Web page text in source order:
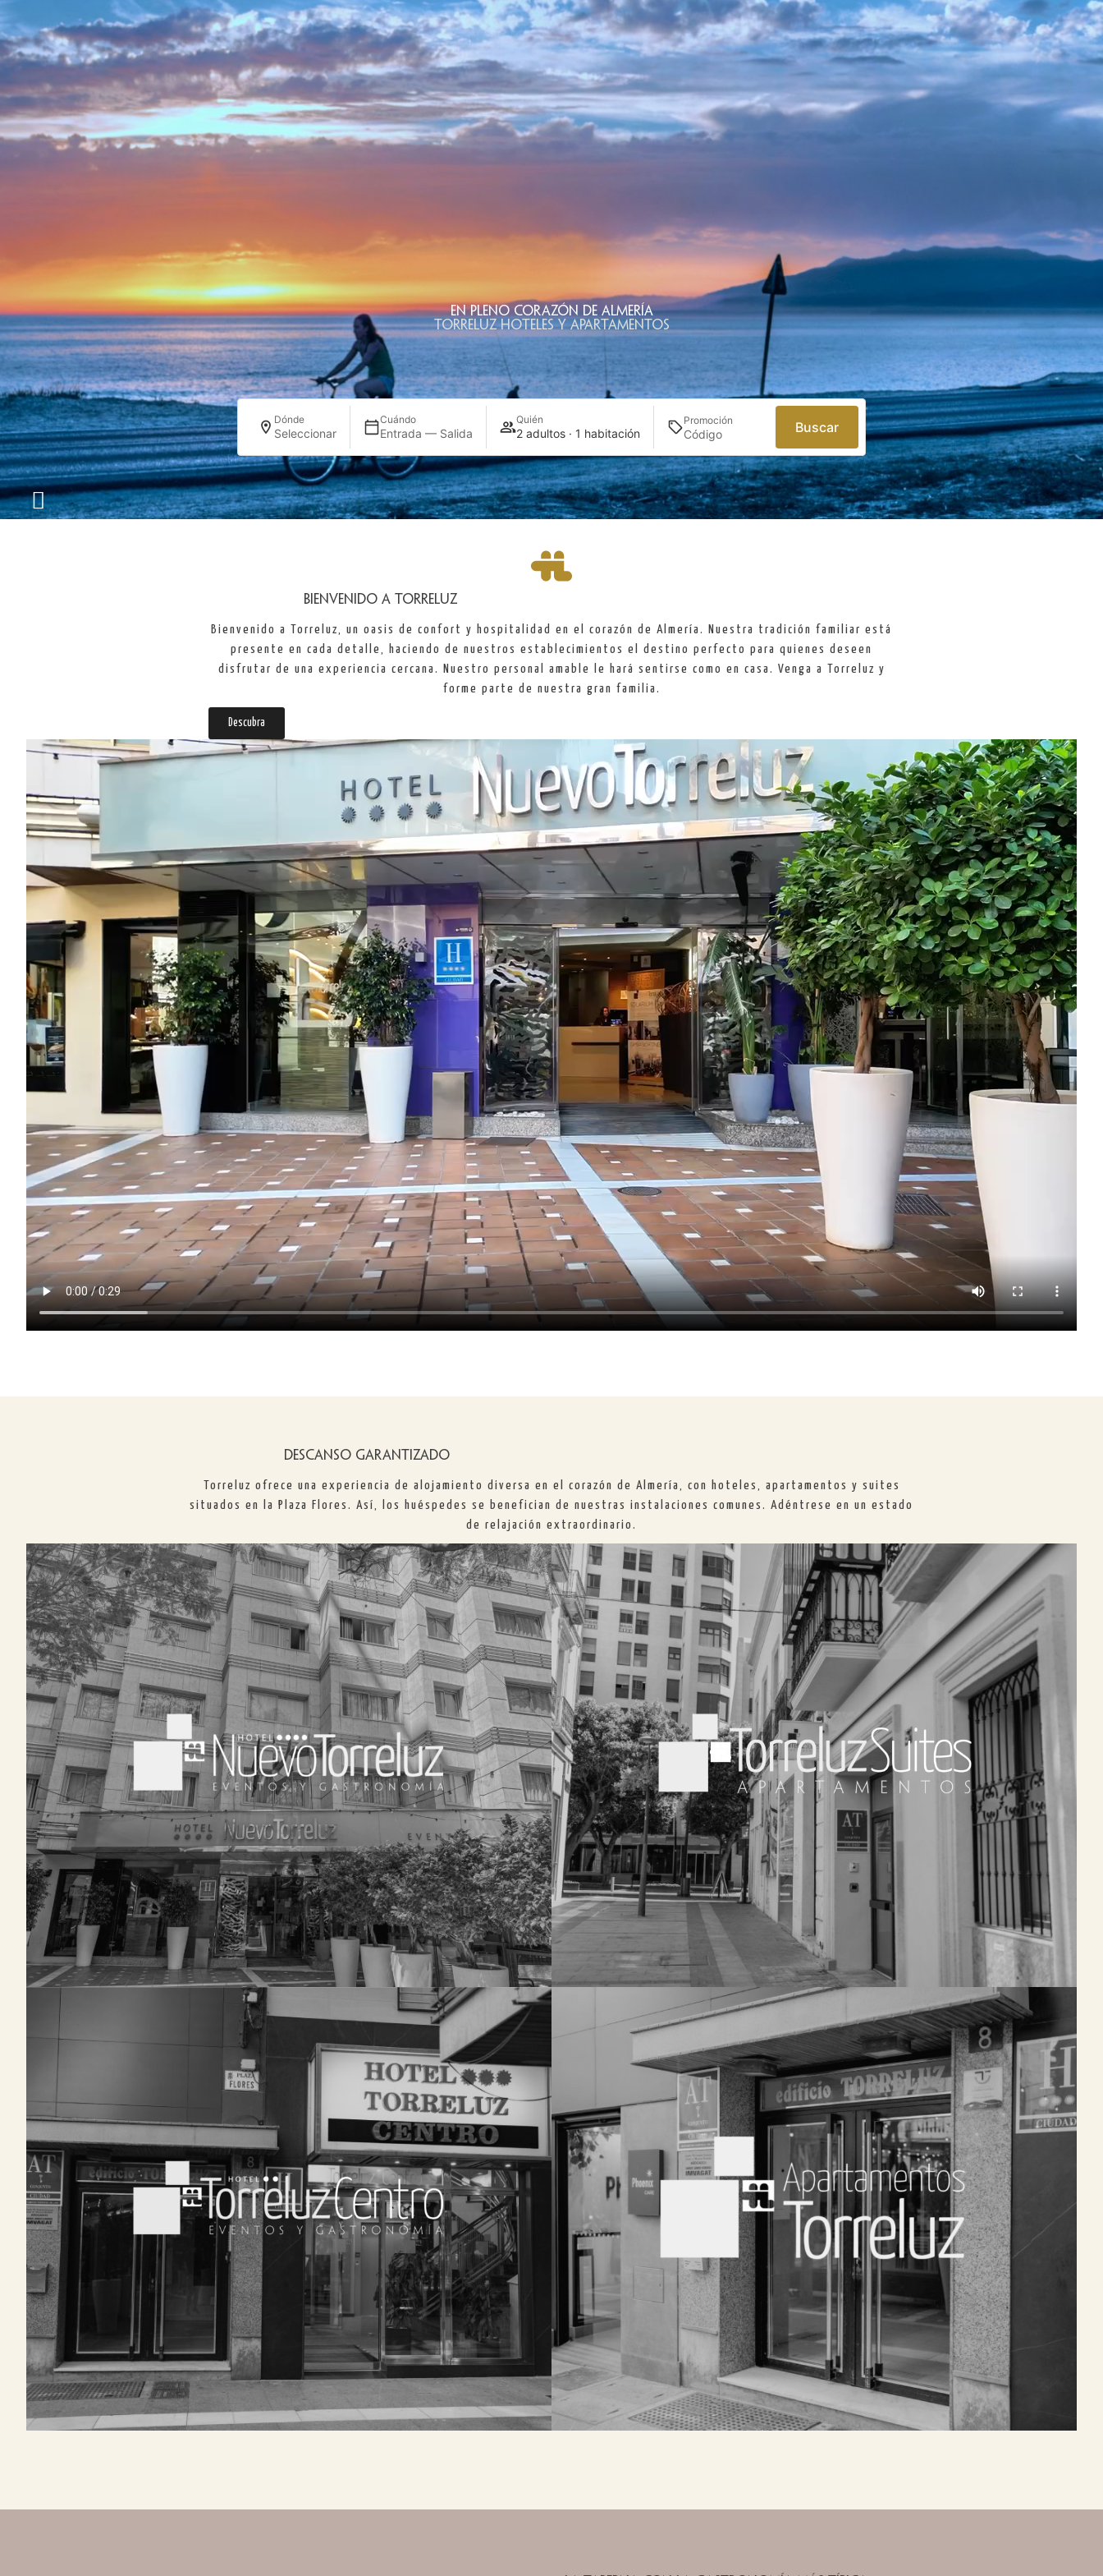
En pleno corazón de Almería
TORRELUZ HOTELES Y APARTAMENTOS
Dónde
Seleccionar
Cuándo
Entrada — Salida
Quién
2 adultos · 1 habitación
Promoción Buscar
BIENVENIDO A TORRELUZ
Bienvenido a Torreluz, un oasis de confort y hospitalidad en el corazón de Almería. Nuestra tradición familiar está
presente en cada detalle, haciendo de nuestros establecimientos el destino perfecto para quienes deseen
disfrutar de una experiencia cercana. Nuestro personal amable le hará sentirse como en casa. Venga a Torreluz y
forme parte de nuestra gran familia.
Descubra
DESCANSO GARANTIZADO
Torreluz ofrece una experiencia de alojamiento diversa en el corazón de Almería, con hoteles, apartamentos y suites
situados en la Plaza Flores. Así, los huéspedes se benefician de nuestras instalaciones comunes. Adéntrese en un estado
de relajación extraordinario.
HOTEL NUEVO TORRELUZ
En Hotel Nuevo Torreluz encontrará instalaciones modernas y
recientemente reformadas, perfectas para descansar tras
un día de turismo o negocios. Disponemos de amplios
salones, gimnasio y solarium-spa.
VER HOTEL
TORRELUZ SUITES
Ubicado en un edificio del s.XIX totalmente reformado,
Torreluz Suites dispone de 14 apartamentos con detalles
únicos que harán de su estancia un recuerdo imborrable. Con
piscina y solarium. Además, podrá disfrutar,en la cercana
Plaza Flores,de los servicios del hotel Nuevo Torreluz, como
el centro ciclista, desayuno buffet,TABERNA ANDALUZA o
salones de eventos.
VER HOTEL
TORRELUZ CENTRO
Nuestras 31 habitaciones le proporcionarán un ambiente
tranquilo donde relajarse. Podrá disfrutar de servicios de
calidad premium, como desayuno buffet, TABERNA ANDALUZA
CON TERRAZA, salas de reunión o nuestro centro ciclista.
VER HOTEL
TORRELUZ APARTAMENTOS
Amplios y modernos apartamentos situados en la Plaza de
las Flores. Podrá disfrutar de los servicios del resto de
nuestros alojamientos, como el centro ciclista, desayuno
buffet, TABERNA ANDALUZA o salones de eventos.
VER HOTEL